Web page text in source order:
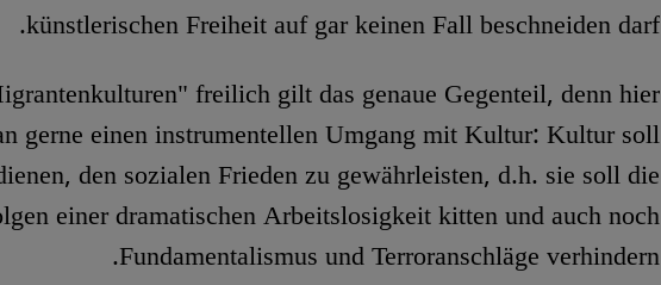
künstlerischen Freiheit auf gar keinen Fall beschneiden darf.
freilich gilt das genaue Gegenteil, denn hier
gerne einen instrumentellen Umgang mit Kultur: Kultur soll
den sozialen Frieden zu gewährleisten, d.h. sie soll die
einer dramatischen Arbeitslosigkeit kitten und auch noch
Fundamentalismus und Terroranschläge verhindern.